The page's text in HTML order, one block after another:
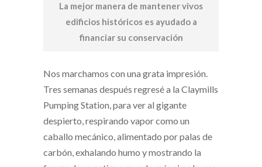
La mejor manera de mantener vivos
edificios históricos es ayudado a
financiar su conservación
Nos marchamos con una grata impresión.
Tres semanas después regresé a la Claymills
Pumping Station, para ver al gigante
despierto, respirando vapor como un
caballo mecánico, alimentado por palas de
carbón, exhalando humo y mostrando la